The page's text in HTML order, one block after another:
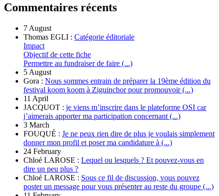
Commentaires récents
7 August
Thomas EGLI : Catégorie éditoriale
Impact
Objectif de cette fiche
Permettre au fundraiser de faire (...)
5 August
Gora : Nous sommes entrain de préparer la 19ème édition du
festival koom koom à Ziguinchor pour promouvoir (...)
11 April
JACQUOT : je viens m’inscrire dans le plateforme OSI car
j’aimerais apporter ma participation concernant (...)
3 March
FOUQUÉ : Je ne peux rien dire de plus je voulais simplement
donner mon profil et poser ma candidature à (...)
24 February
Chloé LAROSE : Lequel ou lesquels ? Et pouvez-vous en
dire un peu plus ?
Chloé LAROSE : Sous ce fil de discussion, vous pouvez
poster un message pour vous présenter au reste du groupe (...)